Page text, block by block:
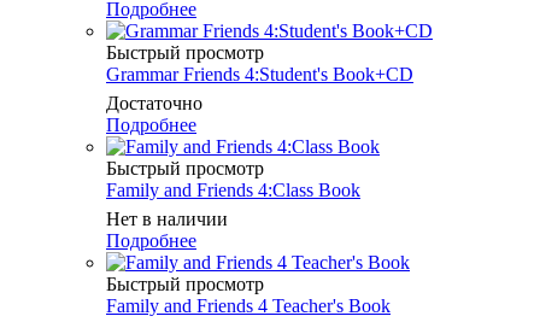
Подробнее
Быстрый просмотр
Grammar Friends 4:Student's Book+CD
Достаточно
Подробнее
Быстрый просмотр
Family and Friends 4:Class Book
Нет в наличии
Подробнее
Быстрый просмотр
Family and Friends 4 Teacher's Book